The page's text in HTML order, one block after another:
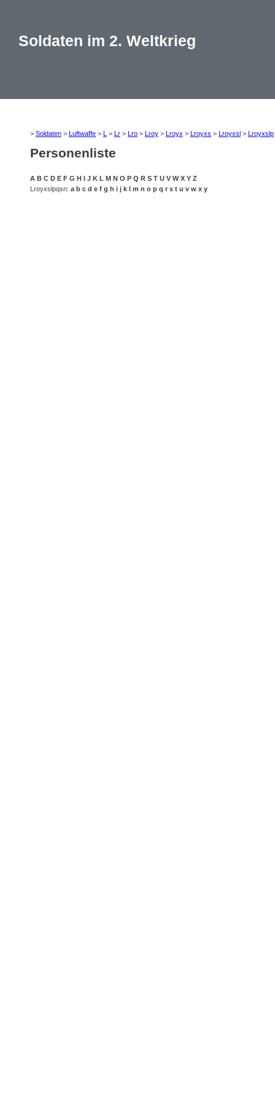
Soldaten im 2. Weltkrieg
> Soldaten > Luftwaffe > L > Lr > Lro > Lroy > Lroyx > Lroyxs > Lroyxsl > Lroyxslp
Personenliste
A B C D E F G H I J K L M N O P Q R S T U V W X Y Z
Lroyxslpqsn: a b c d e f g h i j k l m n o p q r s t u v w x y